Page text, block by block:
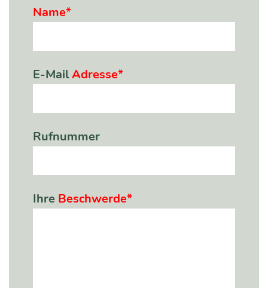
Name*
E-MailAdresse*
Rufnummer
Ihre Beschwerde*